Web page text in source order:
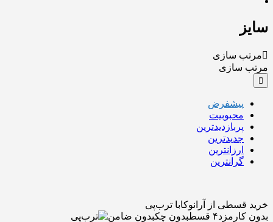
سایز
مرتب سازی
مرتب سازی
پیشفرض
محبوبیت
پربازدیدترین
جدیدترین
ارزانترین
گرانترین
خرید قسطی از آرانوکابا ترب‌پی
بدون کارمزد۴ قسط بدون چکبدون ضامن